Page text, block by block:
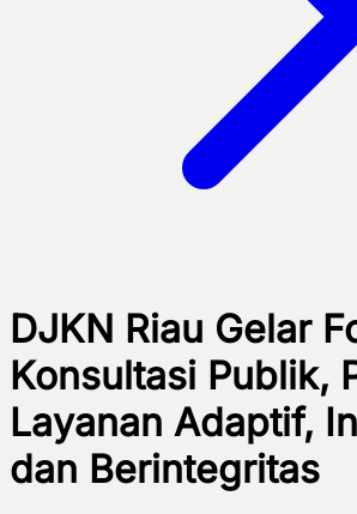
DJKN Riau Gelar
Konsultasi Publik,
Layanan Adaptif,
dan Berintegritas